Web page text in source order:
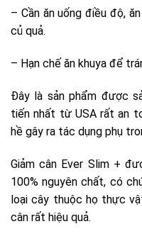
– Cần ăn uống điều độ,
củ quả.
– Hạn chế ăn khuya để
Đây là sản phẩm được
tiến nhất từ ​​USA rất an
hề gây ra tác dụng phụ
Giảm cân Ever Slim +
100% nguyên chất, có
loại cây thuộc họ thực
cân rất hiệu quả.